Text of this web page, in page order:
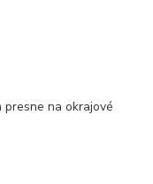
na okrajové